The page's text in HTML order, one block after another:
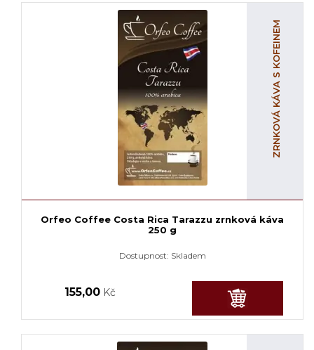
ZRNKOVÁ KÁVA S KOFEINEM
Orfeo Coffee Costa Rica Tarazzu zrnková káva
250 g
Dostupnost: Skladem
155,00 Kč